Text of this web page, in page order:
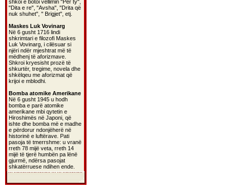
shkoi e botoi vëllimin "Për ty",
"Dita e re", "Avsha", "Drita që
nuk shuhet", " Brigjet", etj.
Maskes Luk Vovinarg
Në 6 gusht 1716 lindi
shkrimtari e filozofi Maskes
Luk Vovinarg, i cilësuar si
njëri ndër mjeshtrat më të
mëdhenj të aforizmave.
Shkroi kryesisht prozë të
shkurtër, tregime, novela dhe
shkëlqeu me aforizmat që
krijoi e mblodhi.
Bomba atomike Amerikane
Në 6 gusht 1945 u hodh
bomba e parë atomike
amerikane mbi qytetin e
Hiroshimës në Japoni, që
ishte dhe bomba më e madhe
e përdorur ndonjëherë në
historinë e luftërave. Pati
pasoja të tmerrshme: u vranë
rreth 78 mijë veta, rreth 14
mijë të tjerë humbën pa lënë
gjurmë, ndërsa pasojat
shkatërruese ndihen ende.